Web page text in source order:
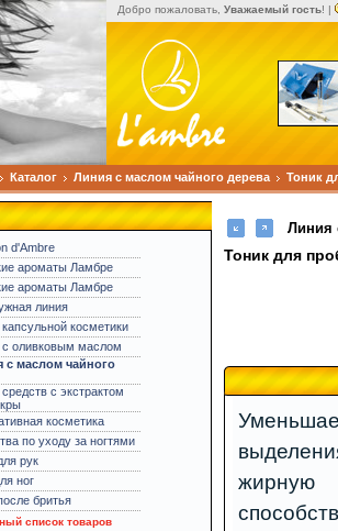
Добро пожаловать, Уважаемый гость! |
Каталог Линия с маслом чайного дерева Тоник
d'Ambre
ароматы Ламбре
ароматы Ламбре
линия
косметики
с оливковым маслом
с маслом чайного
с экстрактом
косметика
по уходу за ногтями
рук
ног
бритья
список товаров
Линия
Тоник для
жирную